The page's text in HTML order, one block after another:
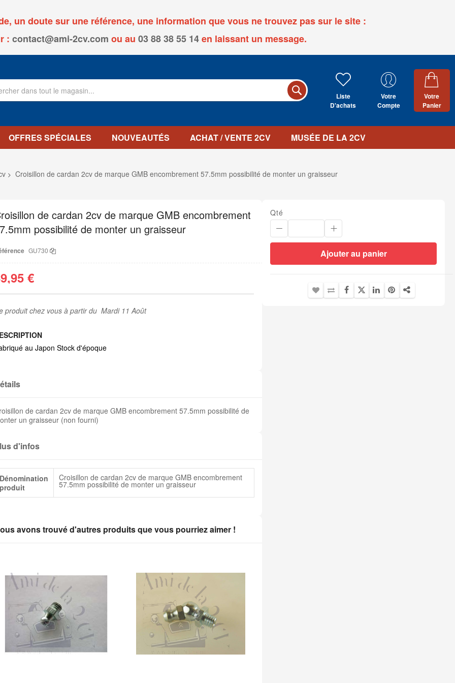
un doute sur une référence, une information que vous ne trouvez pas sur le site :
: contact@ami-2cv.com ou au 03 88 38 55 14en laissant un message.
Liste
D'achats
Votre
Compte
Votre
Panier
OFFRES SPÉCIALES NOUVEAUTÉS ACHAT / VENTE 2CV MUSÉE DE LA 2CV
Croisillon de cardan 2cv de marque GMB encombrement 57.5mm possibilité de monter un graisseur
de cardan 2cv de marque GMB encombrement
possibilité de monter un graisseur
GU730
€
produit chez vous à partir du Mardi 11 Août
au Japon Stock d'époque
de cardan 2cv de marque GMB encombrement 57.5mm possibilité de
un graisseur (non fourni)
d'infos
Dénomination
produit
Croisillon de cardan 2cv de marque GMB encombrement
57.5mm possibilité de monter un graisseur
avons trouvé d'autres produits que vous pourriez aimer !
Qté
Ajouter au panier